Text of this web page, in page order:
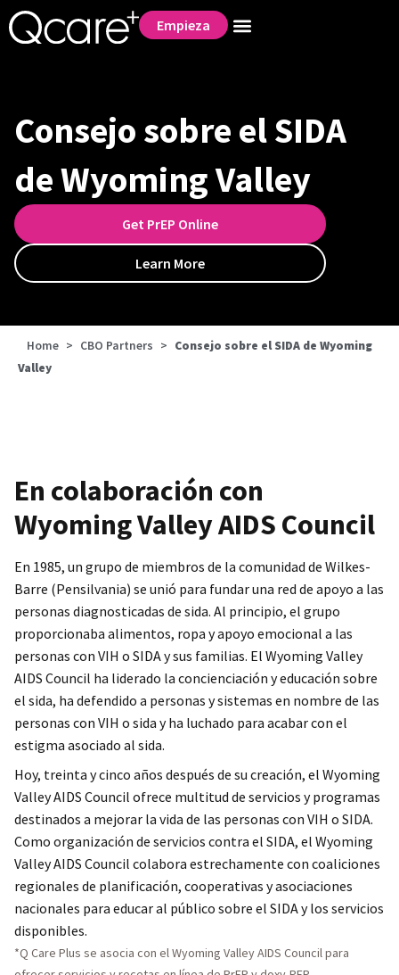
Empieza
Consejo sobre el SIDA
de Wyoming Valley
Get PrEP Online
Learn More
Home > CBO Partners > Consejo sobre el SIDA de Wyoming
Valley
En colaboración con
Wyoming Valley AIDS Council
En 1985, un grupo de miembros de la comunidad de Wilkes-
Barre (Pensilvania) se unió para fundar una red de apoyo a las
personas diagnosticadas de sida. Al principio, el grupo
proporcionaba alimentos, ropa y apoyo emocional a las
personas con VIH o SIDA y sus familias. El Wyoming Valley
AIDS Council ha liderado la concienciación y educación sobre
el sida, ha defendido a personas y sistemas en nombre de las
personas con VIH o sida y ha luchado para acabar con el
estigma asociado al sida.
Hoy, treinta y cinco años después de su creación, el Wyoming
Valley AIDS Council ofrece multitud de servicios y programas
destinados a mejorar la vida de las personas con VIH o SIDA.
Como organización de servicios contra el SIDA, el Wyoming
Valley AIDS Council colabora estrechamente con coaliciones
regionales de planificación, cooperativas y asociaciones
nacionales para educar al público sobre el SIDA y los servicios
disponibles.
*Q Care Plus se asocia con el Wyoming Valley AIDS Council para